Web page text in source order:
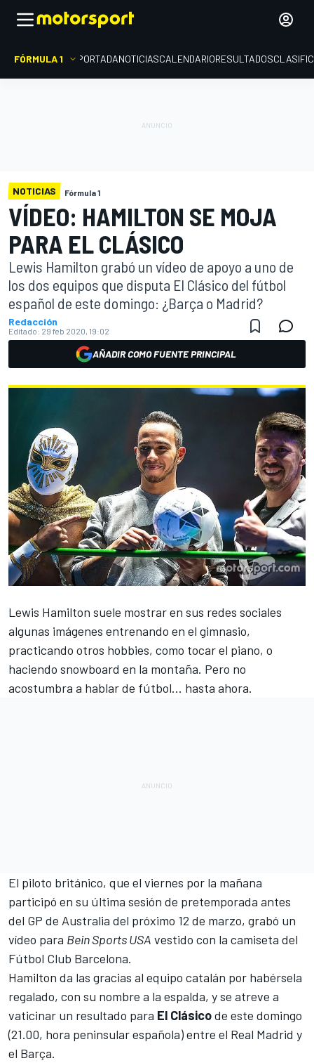
FÓRMULA 1 PORTADANOTICIASCALENDARIORESULTADOS
NOTICIAS Fórmula 1
VÍDEO: HAMILTON SE MOJA
PARA EL CLÁSICO
Lewis Hamilton grabó un vídeo de apoyo a uno de
los dos equipos que disputa El Clásico del fútbol
español de este domingo: ¿Barça o Madrid?
Redacción
Editado: 29 feb 2020, 19:02
AÑADIR COMO FUENTE PRINCIPAL
Lewis Hamilton suele mostrar en sus redes sociales
algunas imágenes entrenando en el gimnasio,
practicando otros hobbies, como tocar el piano, o
haciendo snowboard en la montaña. Pero no
acostumbra a hablar de fútbol... hasta ahora.
El piloto británico, que el viernes por la mañana
participó en su última sesión de pretemporada antes
del GP de Australia del próximo 12 de marzo, grabó un
vídeo para Bein Sports USA vestido con la camiseta del
Fútbol Club Barcelona.
Hamilton da las gracias al equipo catalán por habérsela
regalado, con su nombre a la espalda, y se atreve a
vaticinar un resultado para El Clásicode este domingo
(21.00, hora peninsular española) entre el Real Madrid y
el Barça.